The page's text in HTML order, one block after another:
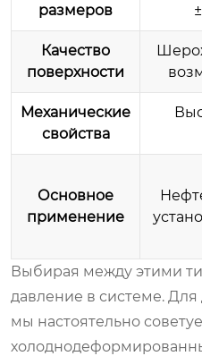
размеров
Качество
поверхности
Механические
свойства
Основное
применение
Выбирая между этими
давление в системе.
мы настоятельно